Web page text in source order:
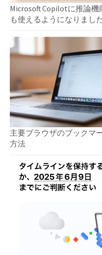
Microsoft Copilotに推論
も使えるようになりまし
主要ブラウザのブックマ
方法